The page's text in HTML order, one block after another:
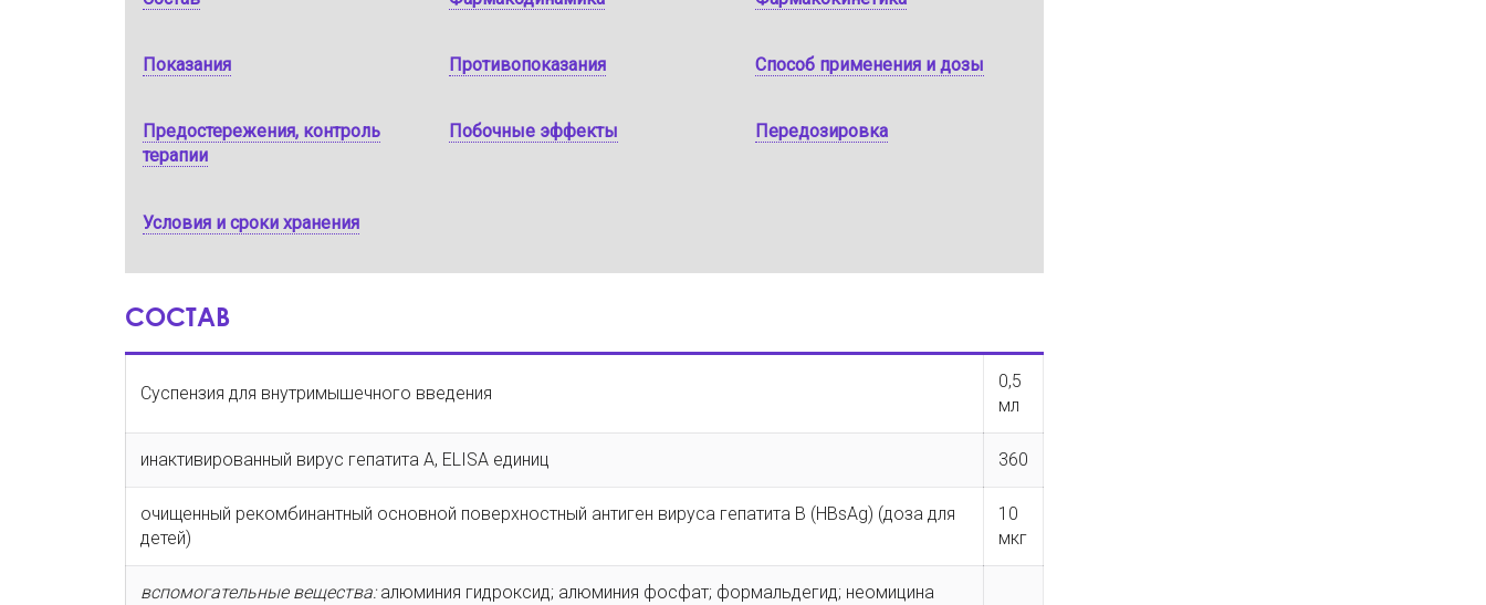
Показания Противопоказания Способ применения и дозы
Предостережения, контроль
терапии
Побочные эффекты Передозировка
Условия и сроки хранения
СОСТАВ
Суспензия для внутримышечного введения
0,5
мл
инактивированный вирус гепатита A, ELISA единиц 360
очищенный рекомбинантный основной поверхностный антиген вируса гепатита B (HBsAg) (доза для
детей)
10
мкг
вспомогательные вещества: алюминия гидроксид; алюминия фосфат; формальдегид; неомицина